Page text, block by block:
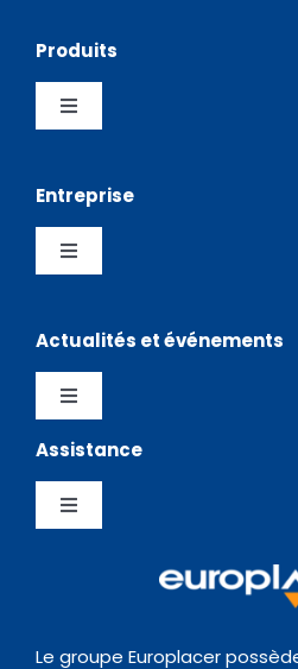
Produits
Toggle
Sérigraphies
Stockage
Logiciels
Chargeurs
Entreprise
Toggle
Distributeurs
Actualités et événements
Toggle
Navigation
Testimonials
News Hub
Assistance
Toggle
Centre de Support
Documentation
Le groupe Europlacer